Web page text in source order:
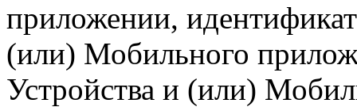
приложении,
(или) Мобильного
Устройства и (или)